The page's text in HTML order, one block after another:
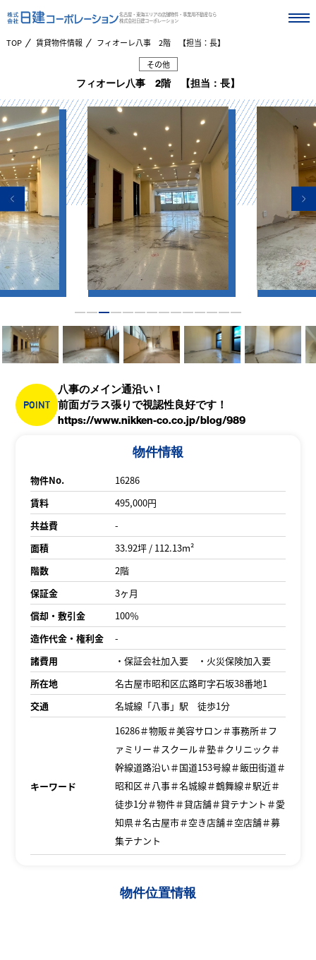
名古屋・東海エリアの店舗物件・事業用不動産なら
株式会社日建コーポレーション
TOP 賃貸物件情報
フィオーレ八事 2階 【担当：長】
その他
フィオーレ八事 2階 【担当：長】
POINT
八事のメイン通沿い！
前面ガラス張りで視認性良好です！
https://www.nikken-co.co.jp/blog/989
物件情報
物件No.
16286
賃料
495,000円
共益費
-
面積
33.92坪 / 112.13m²
階数
2階
保証金
3ヶ月
償却・敷引金
100％
造作代金・権利金
-
諸費用
・保証会社加入要 ・火災保険加入要
所在地
名古屋市昭和区広路町字石坂38番地1
交通
名城線「八事」駅 徒歩1分
キーワード
16286＃物販＃美容サロン＃事務所＃フ
ァミリー＃スクール＃塾＃クリニック＃
幹線道路沿い＃国道153号線＃飯田街道＃
昭和区＃八事＃名城線＃鶴舞線＃駅近＃
徒歩1分＃物件＃貸店舗＃貸テナント＃愛
知県＃名古屋市＃空き店舗＃空店舗＃募
集テナント
物件位置情報